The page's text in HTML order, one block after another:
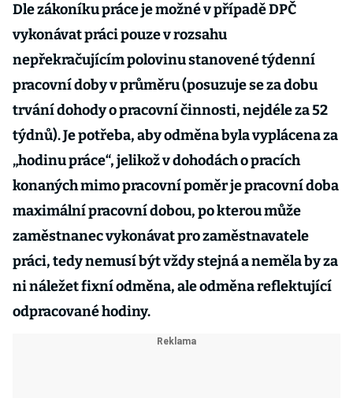
Dle zákoníku práce je možné v případě DPČ
vykonávat práci pouze v rozsahu
nepřekračujícím polovinu stanovené týdenní
pracovní doby v průměru (posuzuje se za dobu
trvání dohody o pracovní činnosti, nejdéle za 52
týdnů). Je potřeba, aby odměna byla vyplácena za
„hodinu práce“, jelikož v dohodách o pracích
konaných mimo pracovní poměr je pracovní doba
maximální pracovní dobou, po kterou může
zaměstnanec vykonávat pro zaměstnavatele
práci, tedy nemusí být vždy stejná a neměla by za
ni náležet fixní odměna, ale odměna reflektující
odpracované hodiny.